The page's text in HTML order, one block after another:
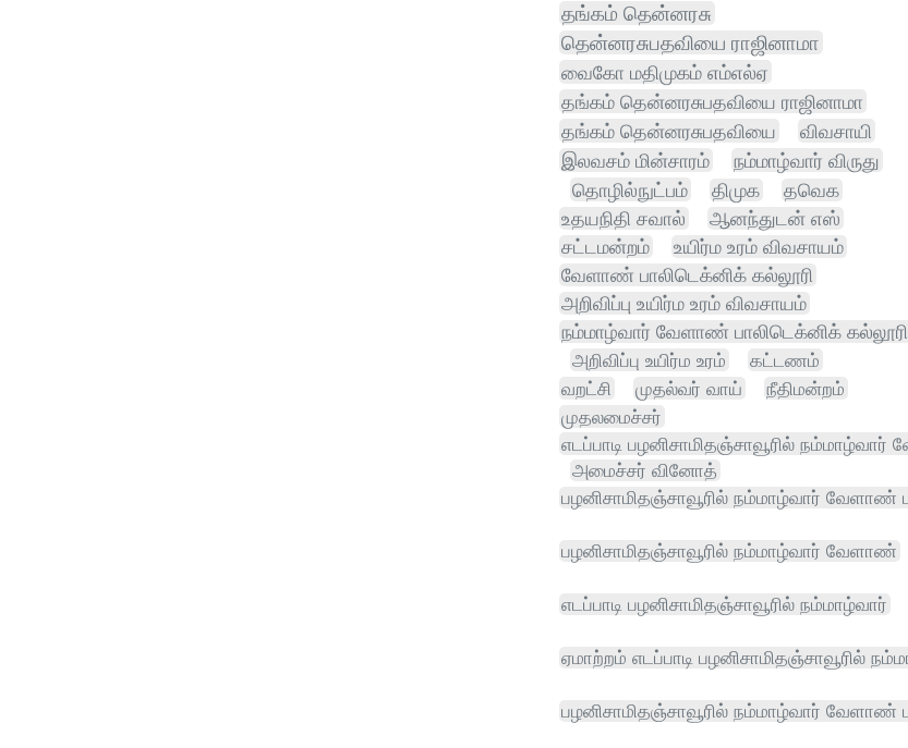
தங்கம் தென்னரசு
தென்னரசுபதவியை ராஜினாமா
வைகோ மதிமுகம் எம்எல்ஏ
தங்கம் தென்னரசுபதவியை ராஜினாமா
தங்கம் தென்னரசுபதவியை
விவசாயி
இலவசம் மின்சாரம்
நம்மாழ்வார் விருது
தொழில்நுட்பம்
திமுக
தவெக
உதயநிதி சவால்
ஆனந்துடன் எஸ்
சட்டமன்றம்
உயிர்ம உரம் விவசாயம்
வேளாண் பாலிடெக்னிக் கல்லூரி
அறிவிப்பு உயிர்ம உரம் விவசாயம்
நம்மாழ்வார் வேளாண் பாலிடெக்னிக் கல்லூரி
அறிவிப்பு உயிர்ம உரம்
கட்டணம்
வறட்சி
முதல்வர் வாய்
நீதிமன்றம்
முதலமைச்சர்
எடப்பாடி பழனிசாமிதஞ்சாவூரில்
அமைச்சர் வினோத்
பழனிசாமிதஞ்சாவூரில் நம்மாழ்வார் வேளாண்
பழனிசாமிதஞ்சாவூரில் நம்மாழ்வார் வேளாண்
எடப்பாடி பழனிசாமிதஞ்சாவூரில் நம்மாழ்வார்
ஏமாற்றம் எடப்பாடி பழனிசாமிதஞ்சாவூரில்
பழனிசாமிதஞ்சாவூரில் நம்மாழ்வார் வேளாண்